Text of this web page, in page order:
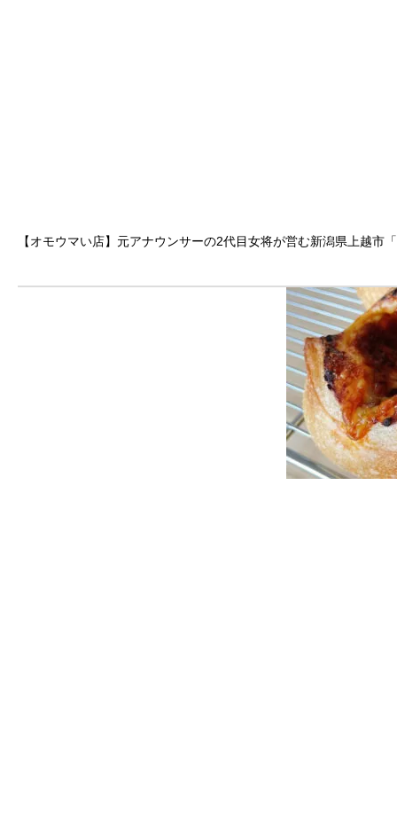
【オモウマい店】元アナウンサーの2代目女将が営む新潟県上越